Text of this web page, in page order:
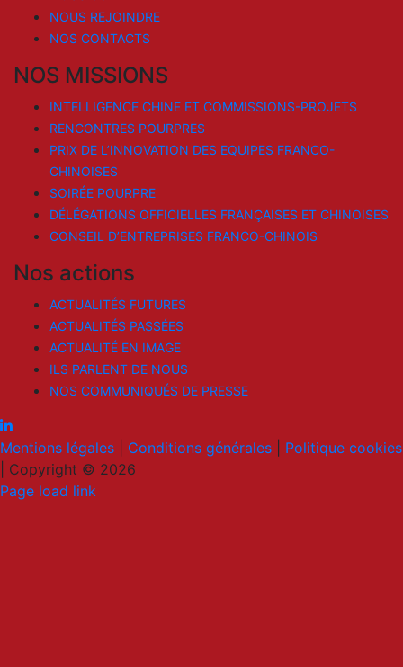
NOUS REJOINDRE
NOS CONTACTS
NOS MISSIONS
INTELLIGENCE CHINE ET COMMISSIONS-PROJETS
RENCONTRES POURPRES
PRIX DE L’INNOVATION DES EQUIPES FRANCO-
CHINOISES
SOIRÉE POURPRE
DÉLÉGATIONS OFFICIELLES FRANÇAISES ET CHINOISES
CONSEIL D’ENTREPRISES FRANCO-CHINOIS
Nos actions
ACTUALITÉS FUTURES
ACTUALITÉS PASSÉES
ACTUALITÉ EN IMAGE
ILS PARLENT DE NOUS
NOS COMMUNIQUÉS DE PRESSE
Mentions légales Conditions générales
Politique cookies
Copyright © 2026
LinkedIn
Email
Page load link